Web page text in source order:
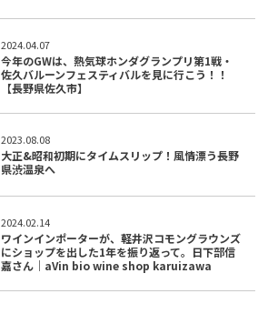
2024.04.07
今年のGWは、熱気球ホンダグランプリ第1戦・
佐久バルーンフェスティバルを見に行こう！！
【長野県佐久市】
2023.08.08
大正&昭和初期にタイムスリップ！風情漂う長野
県渋温泉へ
2024.02.14
ワインインポーターが、軽井沢コモングラウンズ
にショップを出した1年を振り返って。日下部信
嘉さん｜aVin bio wine shop karuizawa